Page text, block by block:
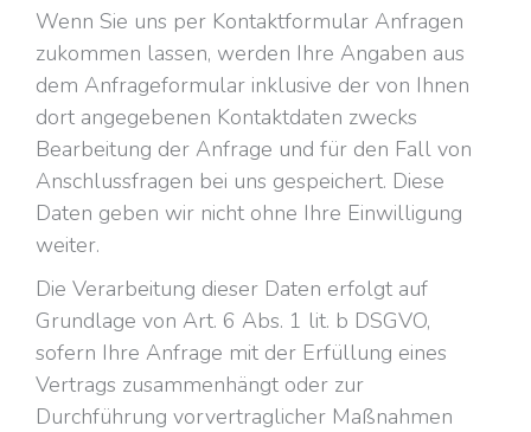
Wenn Sie uns per Kontaktformular Anfragen
zukommen lassen, werden Ihre Angaben aus
dem Anfrageformular inklusive der von Ihnen
dort angegebenen Kontaktdaten zwecks
Bearbeitung der Anfrage und für den Fall von
Anschlussfragen bei uns gespeichert. Diese
Daten geben wir nicht ohne Ihre Einwilligung
weiter.
Die Verarbeitung dieser Daten erfolgt auf
Grundlage von Art. 6 Abs. 1 lit. b DSGVO,
sofern Ihre Anfrage mit der Erfüllung eines
Vertrags zusammenhängt oder zur
Durchführung vorvertraglicher Maßnahmen